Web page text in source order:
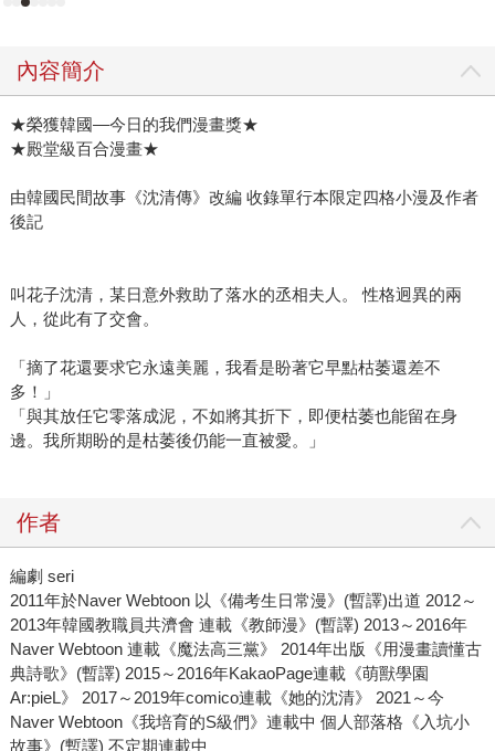
內容簡介
★榮獲韓國—今日的我們漫畫獎★
★殿堂級百合漫畫★
由韓國民間故事《沈清傳》改編 收錄單行本限定四格小漫及作者
後記
叫花子沈清，某日意外救助了落水的丞相夫人。 性格迥異的兩
人，從此有了交會。
「摘了花還要求它永遠美麗，我看是盼著它早點枯萎還差不
多！」
「與其放任它零落成泥，不如將其折下，即便枯萎也能留在身
邊。我所期盼的是枯萎後仍能一直被愛。」
作者
編劇 seri
2011年於Naver Webtoon 以《備考生日常漫》(暫譯)出道 2012～
2013年韓國教職員共濟會 連載《教師漫》(暫譯) 2013～2016年
Naver Webtoon 連載《魔法高三黨》 2014年出版《用漫畫讀懂古
典詩歌》(暫譯) 2015～2016年KakaoPage連載《萌獸學園
Ar:pieL》 2017～2019年comico連載《她的沈清》 2021～今
Naver Webtoon《我培育的S級們》連載中 個人部落格《入坑小
故事》(暫譯) 不定期連載中